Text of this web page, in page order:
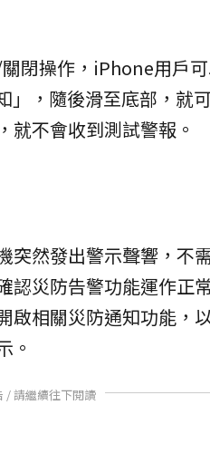
閉操作，iPhone用戶
」，隨後滑至底部，就
就不會收到測試警報。
突然發出警示聲響，不
認災防告警功能運作正
啟相關災防通知功能，
。
/ 請繼續往下閱讀